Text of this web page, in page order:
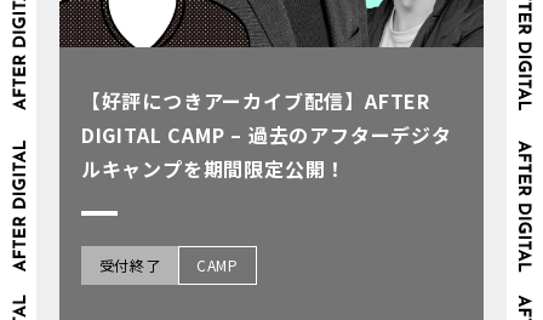
【好評につきアーカイブ配信】AFTER
DIGITAL CAMP – 過去のアフターデジタ
ルキャンプを期間限定公開！
受付終了 CAMP